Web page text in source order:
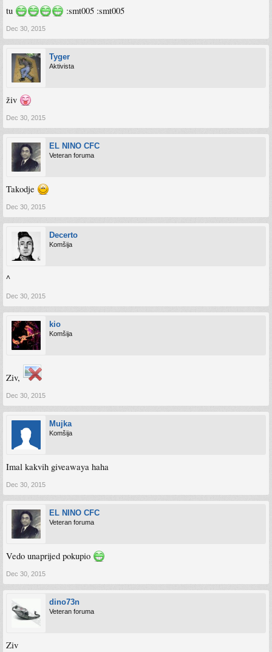
tu :smt005 :smt005
Dec 30, 2015
Tyger
Aktivista
živ
Dec 30, 2015
EL NINO CFC
Veteran foruma
Takodje
Dec 30, 2015
Decerto
Komšija
^
Dec 30, 2015
kio
Komšija
Ziv,
Dec 30, 2015
Mujka
Komšija
Imal kakvih giveawaya haha
Dec 30, 2015
EL NINO CFC
Veteran foruma
Vedo unaprijed pokupio
Dec 30, 2015
dino73n
Veteran foruma
Ziv